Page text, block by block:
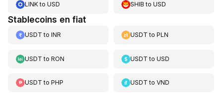
LINKto USD SHIB toUSD
Stablecoins en fiat
USDT to INR USDT toPLN
USDT to RON USDT toUSD
USDT to PHP USDT toVND